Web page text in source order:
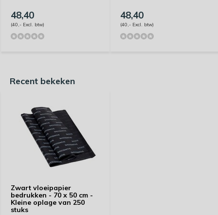
48,40
(40,- Excl. btw)
48,40
(40,- Excl. btw)
Recent bekeken
Zwart vloeipapier
bedrukken - 70 x 50 cm -
Kleine oplage van 250
stuks